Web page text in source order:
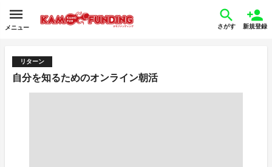
メニュー さがす 新規登録
リターン
自分を知るためのオンライン朝活